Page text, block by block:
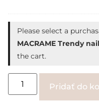
Please select a
MACRAME Trendy
the cart.
Pridať do